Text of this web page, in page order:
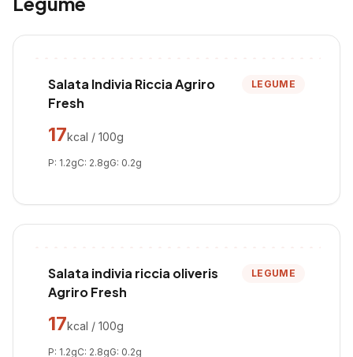
Salata Indivia Riccia Agriro
Fresh
LEGUME
17kcal / 100g
P: 1.2gC: 2.8gG: 0.2g
Salata indivia riccia oliveris
Agriro Fresh
LEGUME
17kcal / 100g
P: 1.2gC: 2.8gG: 0.2g